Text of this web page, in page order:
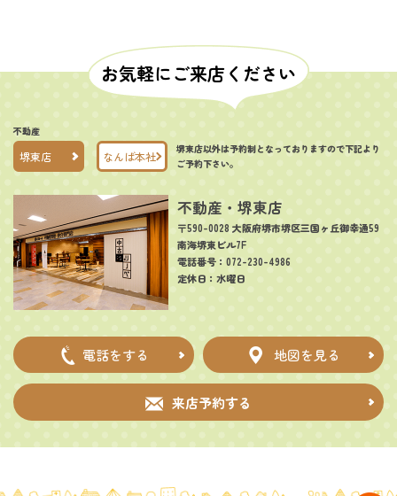
お気軽にご来店ください
不動産
堺東店 なんば本社
堺東店以外は予約制となっておりますので下記より
ご予約下さい。
不動産・堺東店
〒590-0028 大阪府堺市堺区三国ヶ丘御幸通59
南海堺東ビル7F
電話番号：072-230-4986
定休日：水曜日
電話をする 地図を見る
来店予約する